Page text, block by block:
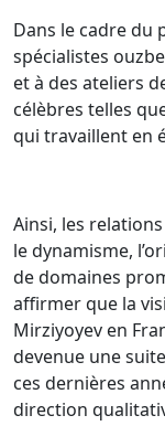
Dans le cadre du
spécialistes
et à des ateliers
célèbres telles
qui travaillent en
Ainsi, les
le dynamisme,
de domaines
affirmer que la
Mirziyoyev en
devenue une
ces dernières
direction